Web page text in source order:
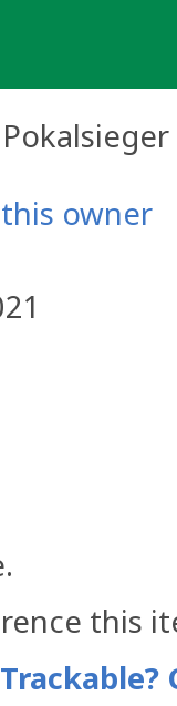
owner
this